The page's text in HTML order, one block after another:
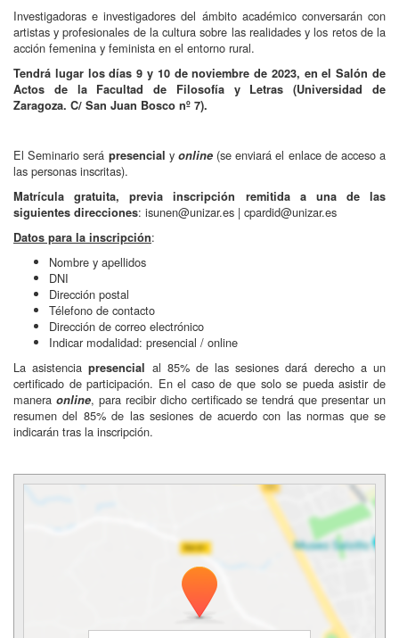
Investigadoras e investigadores del ámbito académico conversarán con
artistas y profesionales de la cultura sobre las realidades y los retos de la
acción femenina y feminista en el entorno rural.
Tendrá lugar los días 9 y 10 de noviembre de 2023, en el Salón de
Actos de la Facultad de Filosofía y Letras (Universidad de
Zaragoza. C/ San Juan Bosco nº 7).
El Seminario será presencial y online (se enviará el enlace de acceso a
las personas inscritas).
Matrícula gratuita, previa inscripción remitida a una de las
siguientes direcciones: isunen@unizar.es | cpardid@unizar.es
Datos para la inscripción:
Nombre y apellidos
DNI
Dirección postal
Télefono de contacto
Dirección de correo electrónico
Indicar modalidad: presencial / online
La asistenciapresencial al 85% de las sesiones dará derecho a un
certificado de participación. En el caso de que solo se pueda asistir de
manera online, para recibir dicho certificado se tendrá que presentar un
resumen del 85% de las sesiones de acuerdo con las normas que se
indicarán tras la inscripción.